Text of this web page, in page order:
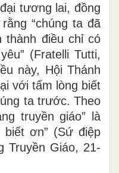
tương lai, đồng
“chúng ta đã
thành điều chỉ có
(Fratelli Tutti,
này, Hội Thánh
với tấm lòng biết
ta trước. Theo
truyền giáo” là
ơn” (Sứ điệp
Truyền Giáo, 21-